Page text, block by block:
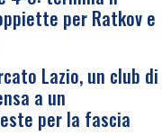
per Ratkov e
Lazio, un club di
a un
per la fascia